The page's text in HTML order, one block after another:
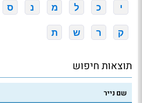
י כ ל מ נ ס
ק ר ש ת
תוצאות חיפוש
שם נייר